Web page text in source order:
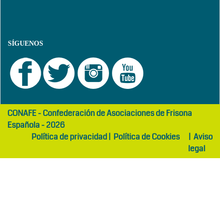
SÍGUENOS
girls
abaya
maltepe
otelCONAFE - Confederación de Asociaciones de Frisona
Española - 2026
Política de privacidad| Política de Cookies | Aviso
legal